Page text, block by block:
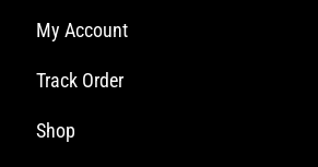
My Account
Track Order
Shop